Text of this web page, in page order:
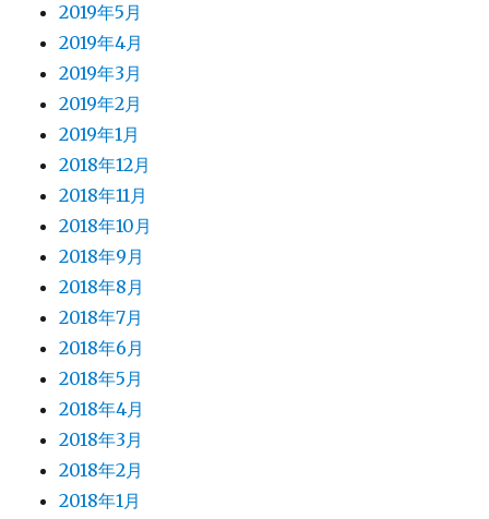
2019年5月
2019年4月
2019年3月
2019年2月
2019年1月
2018年12月
2018年11月
2018年10月
2018年9月
2018年8月
2018年7月
2018年6月
2018年5月
2018年4月
2018年3月
2018年2月
2018年1月